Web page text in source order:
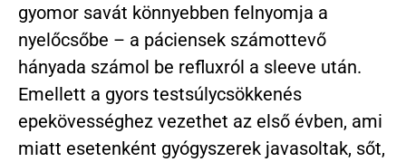
gyomor savát könnyebben felnyomja a
nyelőcsőbe – a páciensek számottevő
hányada számol be refluxról a sleeve után.
Emellett a gyors testsúlycsökkenés
epekövességhez vezethet az első évben, ami
miatt esetenként gyógyszerek javasoltak, sőt,